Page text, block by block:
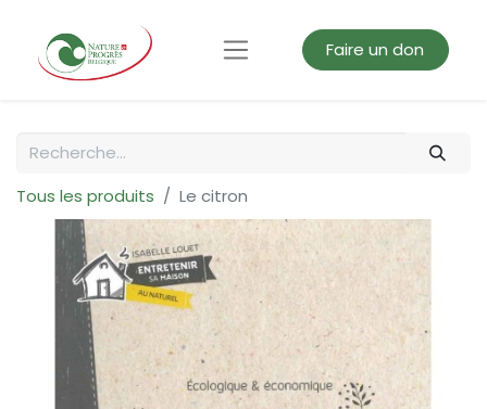
Faire un don
Tous les produits Le citron